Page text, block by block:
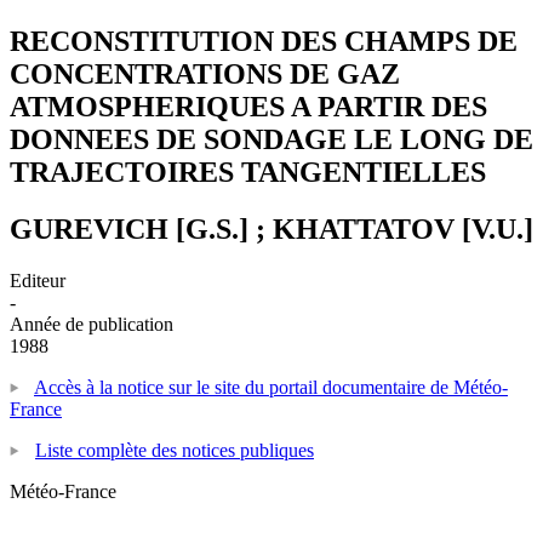
RECONSTITUTION DES CHAMPS DE
CONCENTRATIONS DE GAZ
ATMOSPHERIQUES A PARTIR DES
DONNEES DE SONDAGE LE LONG DE
TRAJECTOIRES TANGENTIELLES
GUREVICH [G.S.] ; KHATTATOV [V.U.]
Editeur
-
Année de publication
1988
Accès à la notice sur le site du portail documentaire de Météo-
France
Liste complète des notices publiques
Météo-France